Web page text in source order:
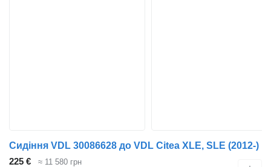
Сидіння VDL 30086628 до VDL Citea XLE, SLE (2012-)
225 €
≈ 11 580 грн